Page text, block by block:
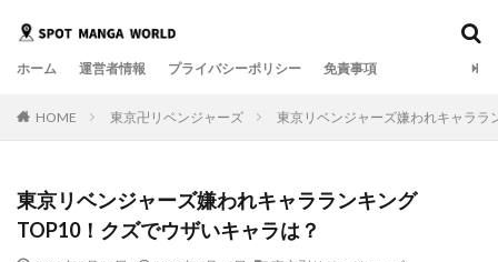
ホーム 運営者情報 プライバシーポリシー 免責事項
HOME 東京卍リベンジャーズ 東京リベンジャーズ嫌われキャララ
東京リベンジャーズ嫌われキャラランキング
TOP10！クズでウザいキャラは？